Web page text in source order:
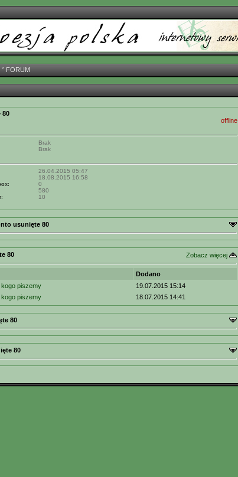
ˇ FORUM
80
offline
Brak
Brak
26.04.2015 05:47
18.08.2015 16:58
0
580
10
usunięte 80
80 Zobacz więcej
Dodano
kogo piszemy
19.07.2015 15:14
kogo piszemy 18.07.2015 14:41
80
80